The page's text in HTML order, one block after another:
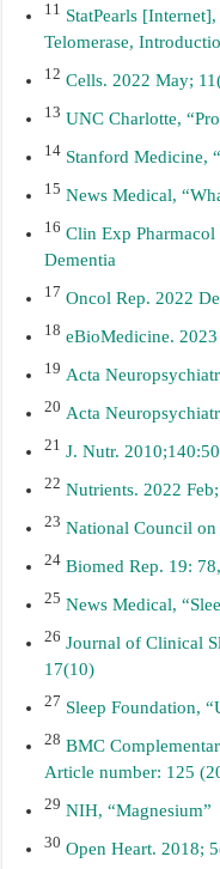
11 StatPearls
Telomerase,
12 Cells. 2022 May;
13 UNC Charlotte,
14 Stanford Medicine,
15 News Medical,
16 Clin Exp
Dementia
17 Oncol Rep. 2022
18 eBioMedicine.
19 Acta
20 Acta
21 J. Nutr.
22 Nutrients. 2022
23 National Council on
24 Biomed Rep. 19:
25 News Medical,
26 Journal of Clinical
17(10)
27 Sleep Foundation,
28 BMC
Article number: 125
29 NIH, “Magnesium”
30 Open Heart. 2018;